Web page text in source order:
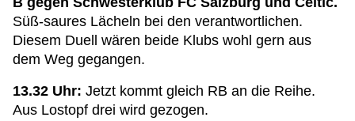
Süß-saures Lächeln bei den verantwortlichen.
Diesem Duell wären beide Klubs wohl gern aus
dem Weg gegangen.
13.32 Uhr: Jetzt kommt gleich RB an die Reihe.
Aus Lostopf drei wird gezogen.